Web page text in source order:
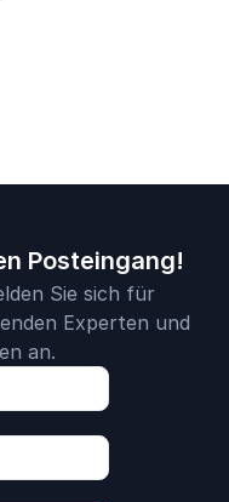
Posteingang!
Sie sich für
Experten und
an.